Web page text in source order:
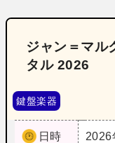
ジャン＝マル
タル 2026
鍵盤楽器
日時
2026